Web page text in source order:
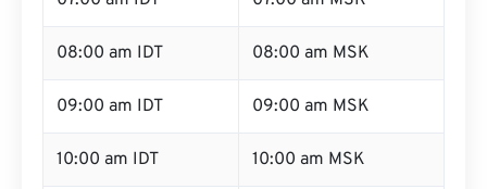
08:00 am IDT 08:00 am MSK
09:00 am IDT 09:00 am MSK
10:00 am IDT 10:00 am MSK